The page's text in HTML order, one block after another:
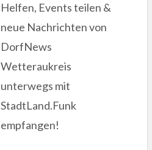
Helfen, Events teilen &
neue Nachrichten von
DorfNews
Wetteraukreis
unterwegs mit
StadtLand.Funk
empfangen!